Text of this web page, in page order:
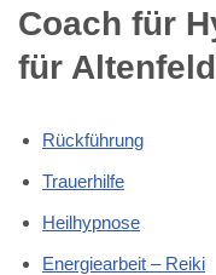
Coach für
für
Rückführung
Trauerhilfe
Heilhypnose
Energiearbeit – Reiki